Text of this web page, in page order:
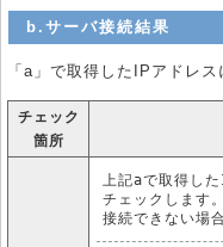
b.サーバ接続結果
「a」で取得したIPアドレ
チェック
箇所
上記aで取得し
チェックします。
接続できない場